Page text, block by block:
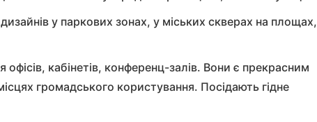
у паркових зонах, у міських скверах на площах,
кабінетів, конференц-залів. Вони є прекрасним
громадського користування. Посідають гідне